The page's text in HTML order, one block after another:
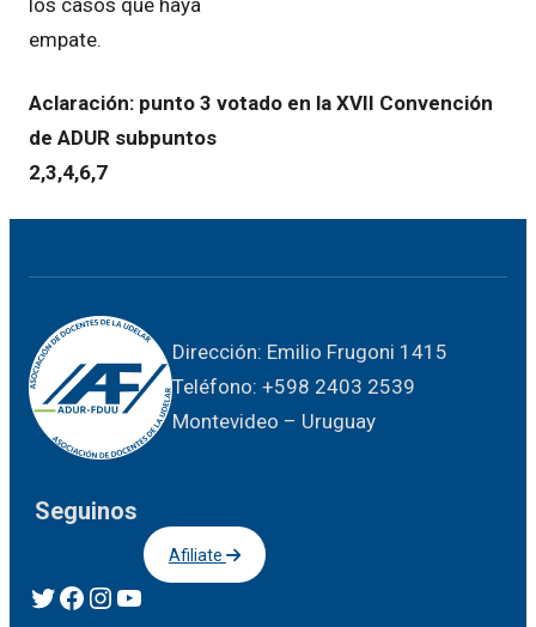
los casos que haya
empate.
Aclaración: punto 3 votado en la XVII Convención
de ADUR subpuntos
2,3,4,6,7
Dirección: Emilio Frugoni 1415
Teléfono: +598 2403 2539
Montevideo – Uruguay
Seguinos
Twitter
Facebook
Instagram
YouTube
Afiliate